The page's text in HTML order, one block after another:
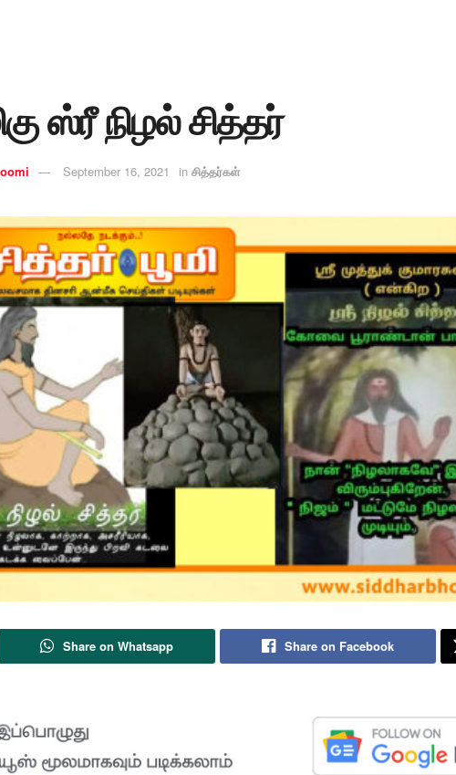
ஸ்ரீ நிழல் சித்தர்
September 16, 2021 in சித்தர்கள்
Share on Whatsapp Share on Facebook